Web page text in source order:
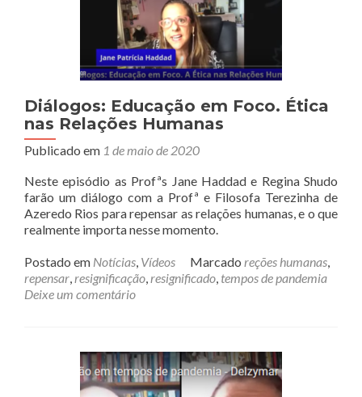
Diálogos: Educação em Foco. Ética
nas Relações Humanas
Publicado em 1 de maio de 2020
Neste episódio as Profªs Jane Haddad e Regina Shudo
farão um diálogo com a Profª e Filosofa Terezinha de
Azeredo Rios para repensar as relações humanas, e o que
realmente importa nesse momento.
Postado em Notícias, Vídeos Marcado reções humanas,
repensar,resignificação,resignificado, tempos de pandemia
Deixe um comentário